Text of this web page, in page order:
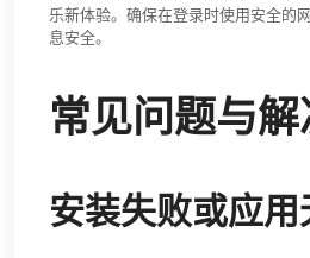
乐新体验。确保在登录时使用安全的
息安全。
常见问题与
安装失败或应